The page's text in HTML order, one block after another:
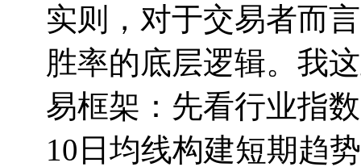
实则，对于交易者而
胜率的底层逻辑。我
易框架：先看行业指
10日均线构建短期趋